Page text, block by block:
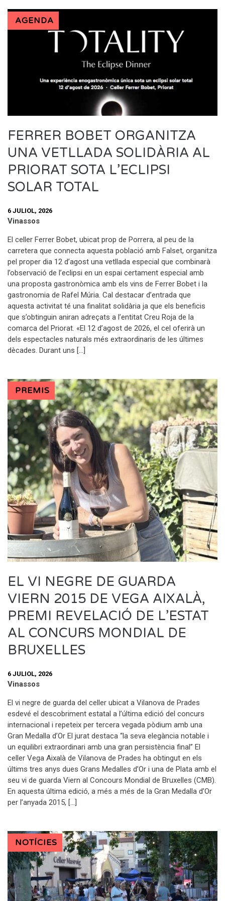
AGENDA
FERRER BOBET ORGANITZA
UNA VETLLADA SOLIDÀRIA AL
PRIORAT SOTA L’ECLIPSI
SOLAR TOTAL
6 JULIOL, 2026
Vinassos
El celler Ferrer Bobet, ubicat prop de Porrera, al peu de la
carretera que connecta aquesta població amb Falset, organitza
pel proper dia 12 d’agost una vetllada especial que combinarà
l’observació de l’eclipsi en un espai certament especial amb
una proposta gastronòmica amb els vins de Ferrer Bobet i la
gastronomia de Rafel Múria. Cal destacar d’entrada que
aquesta activitat té una finalitat solidària ja que els beneficis
que s’obtinguin aniran adreçats a l’entitat Creu Roja de la
comarca del Priorat. «El 12 d’agost de 2026, el cel oferirà un
dels espectacles naturals més extraordinaris de les últimes
dècades. Durant uns […]
PREMIS
EL VI NEGRE DE GUARDA
VIERN 2015 DE VEGA AIXALÀ,
PREMI REVELACIÓ DE L’ESTAT
AL CONCURS MONDIAL DE
BRUXELLES
6 JULIOL, 2026
Vinassos
El vi negre de guarda del celler ubicat a Vilanova de Prades
esdevé el descobriment estatal a l’última edició del concurs
internacional i repeteix per tercera vegada pòdium amb una
Gran Medalla d’Or El jurat destaca “la seva elegància notable i
un equilibri extraordinari amb una gran persistència final” El
celler Vega Aixalà de Vilanova de Prades ha obtingut en els
últims tres anys dues Grans Medalles d’Or i una de Plata amb el
seu vi de guarda Viern al Concours Mondial de Bruxelles (CMB).
En aquesta última edició, a més a més de la Gran Medalla d’Or
per l’anyada 2015, […]
NOTÍCIES